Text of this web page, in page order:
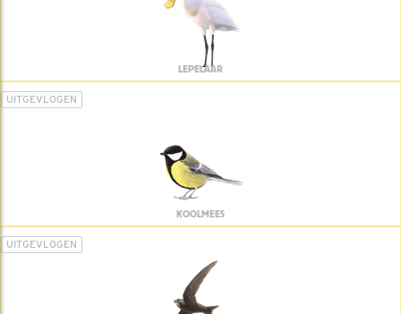
LEPELAAR
UITGEVLOGEN
KOOLMEES
UITGEVLOGEN